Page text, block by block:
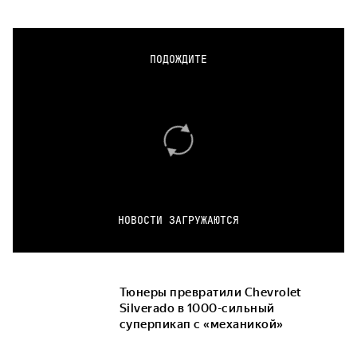
ПОДОЖДИТЕ
НОВОСТИ ЗАГРУЖАЮТСЯ
Тюнеры превратили Chevrolet
Silverado в 1000-сильный
суперпикап с «механикой»